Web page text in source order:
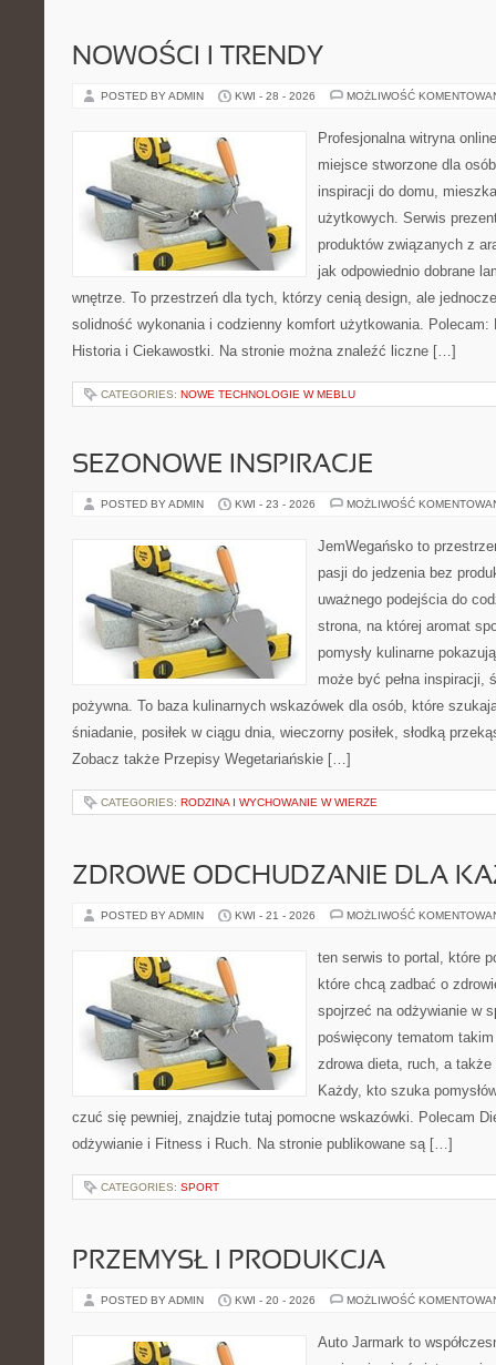
NOWOŚCI I TRENDY
POSTED BY ADMIN KWI - 28 - 2026 MOŻLIWOŚĆ
Profesjonalna witryna
miejsce stworzone dla
inspiracji do domu,
użytkowych. Serwis
produktów związanych z
jak odpowiednio dobrane
wnętrze. To przestrzeń dla tych, którzy cenią design, ale
solidność wykonania i codzienny komfort użytkowania. Polecam:
Historia i Ciekawostki. Na stronie można znaleźć liczne […]
CATEGORIES: NOWE TECHNOLOGIE W MEBLU
SEZONOWE INSPIRACJE
POSTED BY ADMIN KWI - 23 - 2026 MOŻLIWOŚĆ
JemWegańsko to
pasji do jedzenia bez
uważnego podejścia do
strona, na której aromat
pomysły kulinarne
może być pełna inspiracji,
pożywna. To baza kulinarnych wskazówek dla osób, które
śniadanie, posiłek w ciągu dnia, wieczorny posiłek, słodką
Zobacz także Przepisy Wegetariańskie […]
CATEGORIES: RODZINA I WYCHOWANIE W WIERZE
ZDROWE ODCHUDZANIE DLA
POSTED BY ADMIN KWI - 21 - 2026 MOŻLIWOŚĆ
ten serwis to portal, które
które chcą zadbać o
spojrzeć na odżywianie w
poświęcony tematom
zdrowa dieta, ruch, a
Każdy, kto szuka
czuć się pewniej, znajdzie tutaj pomocne wskazówki. Polecam
odżywianie i Fitness i Ruch. Na stronie publikowane są […]
CATEGORIES: SPORT
PRZEMYSŁ I PRODUKCJA
POSTED BY ADMIN KWI - 20 - 2026 MOŻLIWOŚĆ
Auto Jarmark to